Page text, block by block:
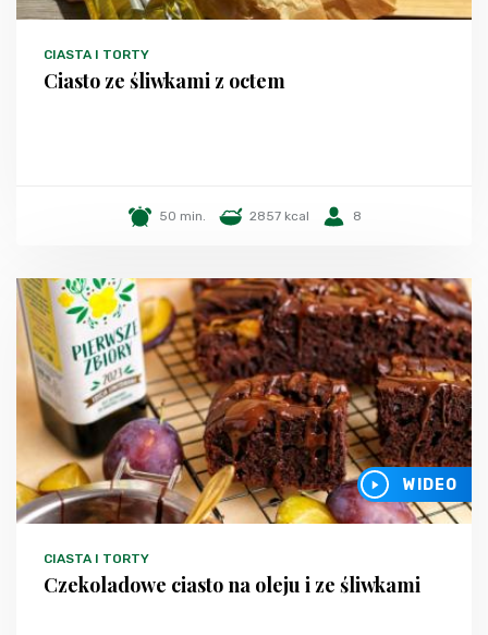
CIASTA I TORTY
Ciasto ze śliwkami z octem
50 min. 2857 kcal 8
WIDEO
CIASTA I TORTY
Czekoladowe ciasto na oleju i ze śliwkami